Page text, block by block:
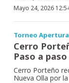
Mayo 24, 2026
Torneo Apertura
Cerro
Paso a paso
Cerro Porteño
Nueva Olla por